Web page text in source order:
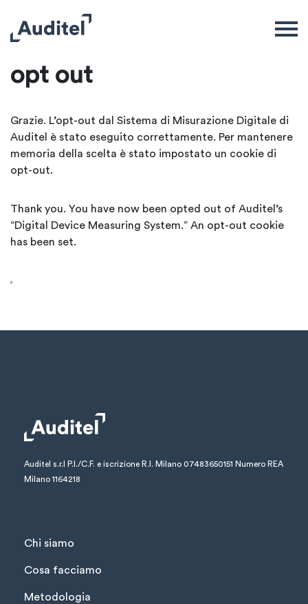
opt out
Grazie. L’opt-out dal Sistema di Misurazione Digitale di
Auditel è stato eseguito correttamente. Per mantenere
memoria della scelta è stato impostato un cookie di
opt-out.
Thank you. You have now been opted out of Auditel’s
“Digital Device Measuring System.” An opt-out cookie
has been set.
Auditel s.r.l P.I./C.F. e iscrizione R.I. Milano 07483650151 Numero REA
Milano 1164218
Chi siamo
Cosa facciamo
Metodologia